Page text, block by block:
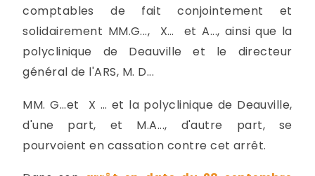
comptables de fait conjointement et
solidairement MM.G..., X… et A..., ainsi que la
polyclinique de Deauville et le directeur
général de l'ARS, M. D...
MM. G...et X … et la polyclinique de Deauville,
d'une part, et M.A..., d'autre part, se
pourvoient en cassation contre cet arrêt.